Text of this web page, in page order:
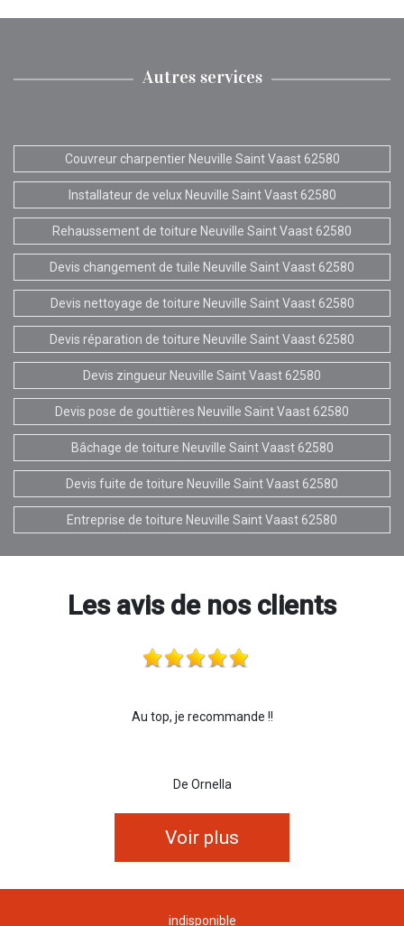
Autres services
Couvreur charpentier Neuville Saint Vaast 62580
Installateur de velux Neuville Saint Vaast 62580
Rehaussement de toiture Neuville Saint Vaast 62580
Devis changement de tuile Neuville Saint Vaast 62580
Devis nettoyage de toiture Neuville Saint Vaast 62580
Devis réparation de toiture Neuville Saint Vaast 62580
Devis zingueur Neuville Saint Vaast 62580
Devis pose de gouttières Neuville Saint Vaast 62580
Bâchage de toiture Neuville Saint Vaast 62580
Devis fuite de toiture Neuville Saint Vaast 62580
Entreprise de toiture Neuville Saint Vaast 62580
Les avis de nos clients
Au top, je recommande !!
De Ornella
Voir plus
indisponible